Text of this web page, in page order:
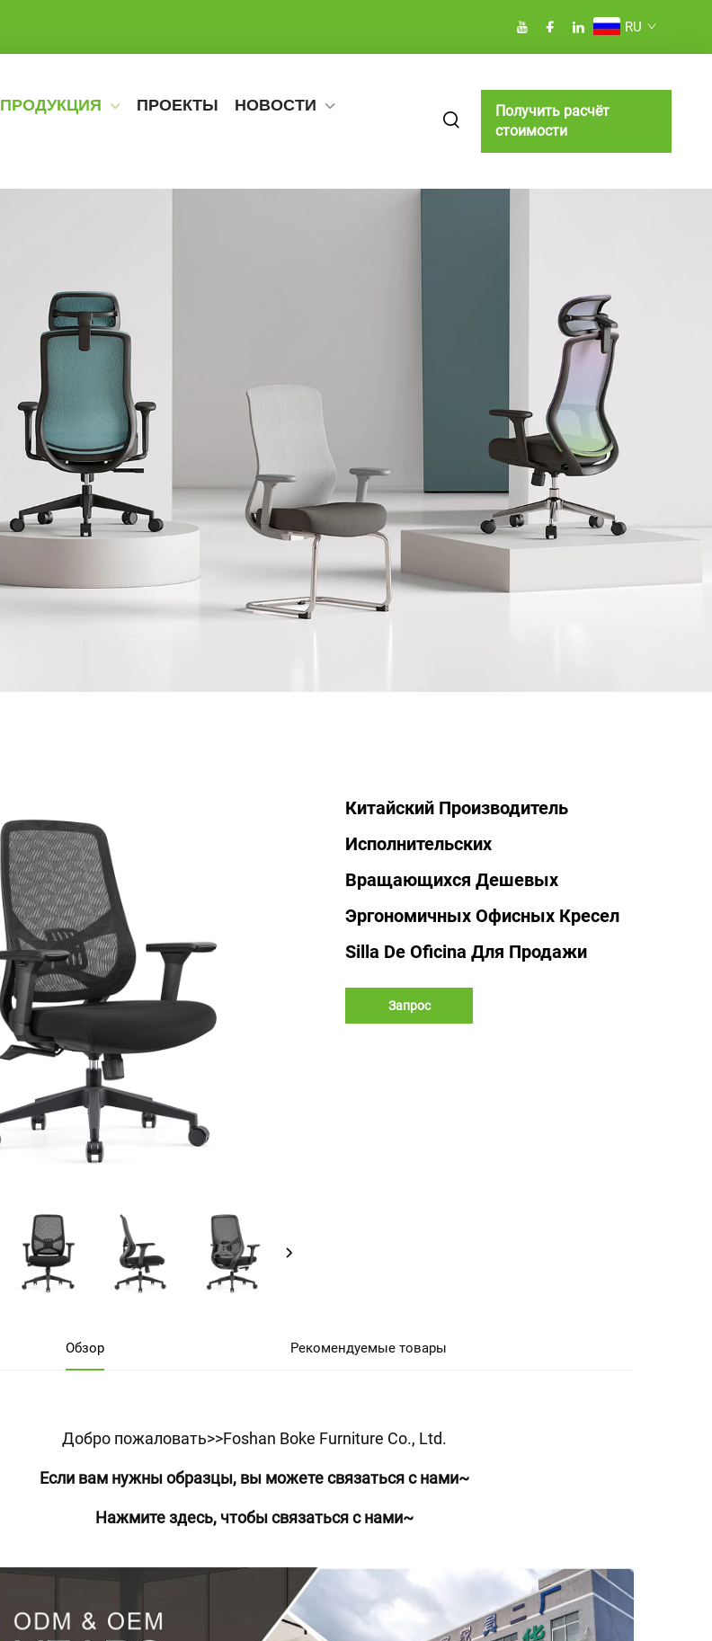
RU
ПРОДУКЦИЯ ПРОЕКТЫ
НОВОСТИ
Получить расчёт
стоимости
Китайский Производитель
Исполнительских
Вращающихся Дешевых
Эргономичных Офисных Кресел
Silla De Oficina Для Продажи
Запрос
Обзор Рекомендуемые товары
Добро пожаловать>>Foshan Boke Furniture Co., Ltd.
Если вам нужны образцы, вы можете связаться с нами~
Нажмите здесь, чтобы связаться с нами~